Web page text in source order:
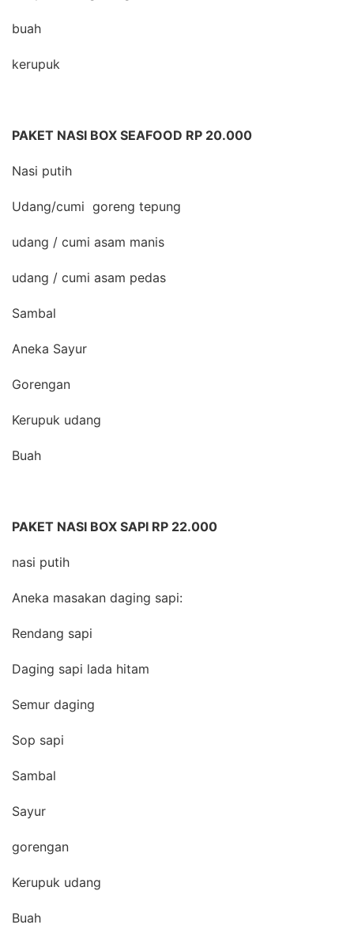
buah
kerupuk
PAKET NASI BOX SEAFOOD RP 20.000
Nasi putih
Udang/cumi goreng tepung
udang / cumi asam manis
udang / cumi asam pedas
Sambal
Aneka Sayur
Gorengan
Kerupuk udang
Buah
PAKET NASI BOX SAPI RP 22.000
nasi putih
Aneka masakan daging sapi:
Rendang sapi
Daging sapi lada hitam
Semur daging
Sop sapi
Sambal
Sayur
gorengan
Kerupuk udang
Buah